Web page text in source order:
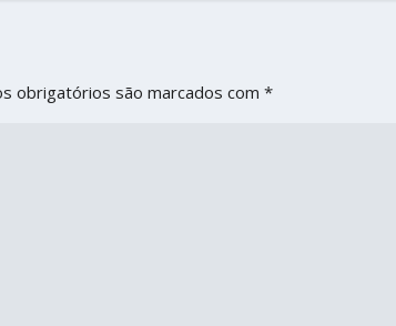
obrigatórios são marcados com*